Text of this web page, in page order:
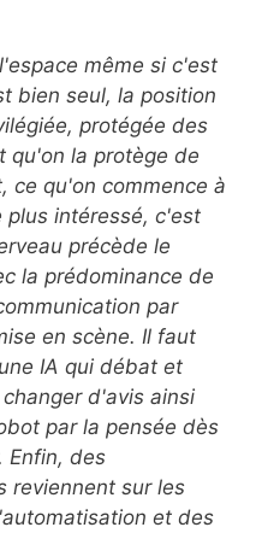
même si c'est
bien seul, la position
protégée des
qu'on la protège de
ce qu'on commence à
plus intéressé, c'est
précède le
la prédominance de
par
en scène. Il faut
IA qui débat et
d'avis ainsi
par la pensée dès
Enfin, des
reviennent sur les
et des